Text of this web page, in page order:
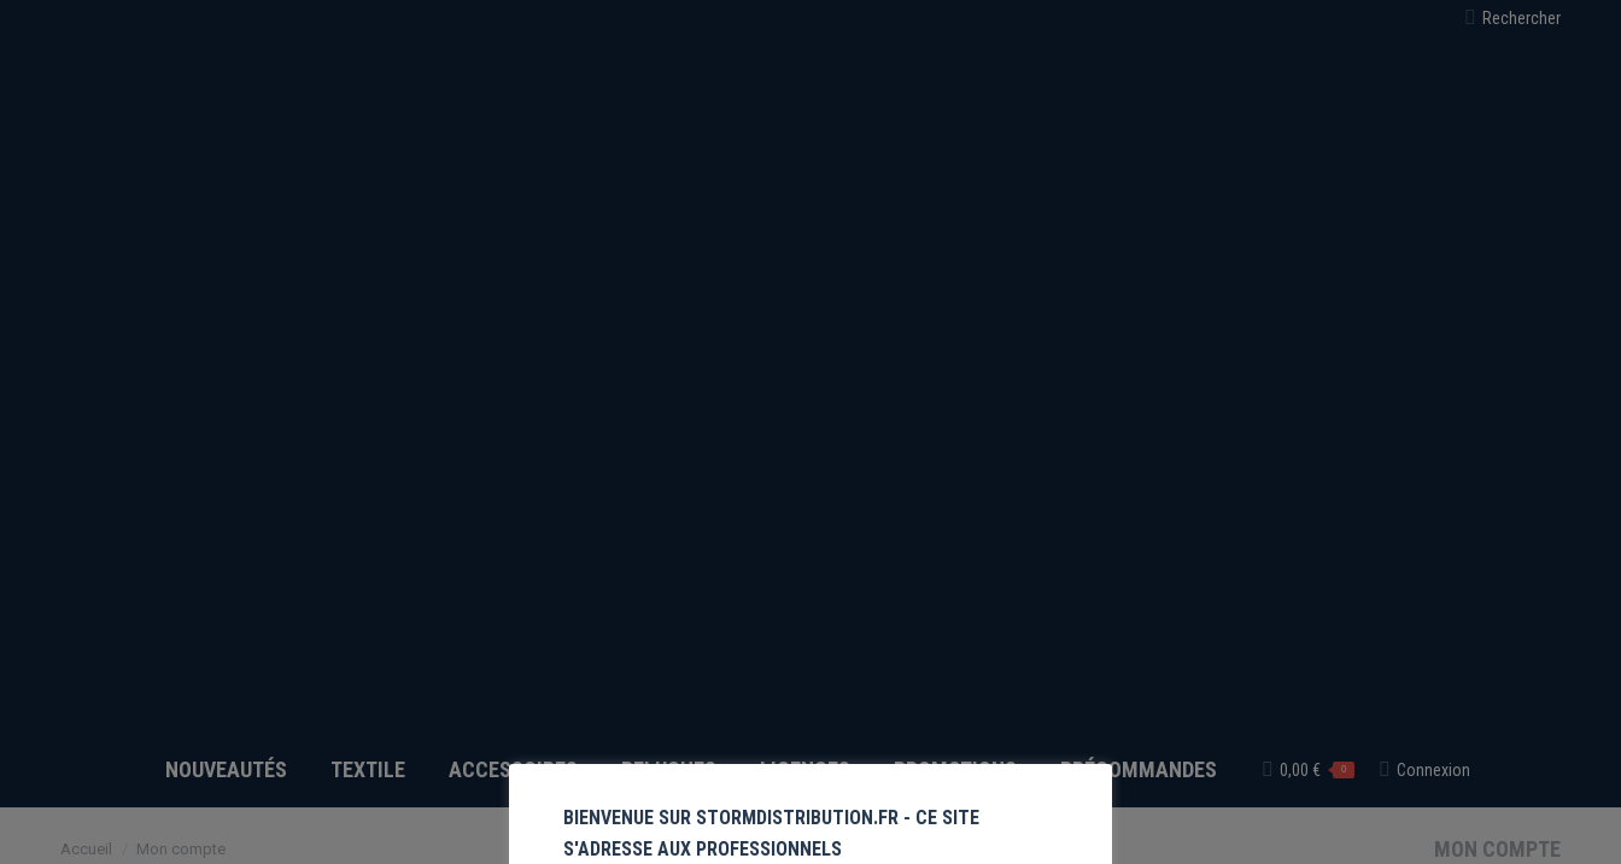
Recherche
Rechercher
NOUVEAUTÉS TEXTILE ACCESSOIRES PELUCHES LICENCES PROMOTIONS PRÉCOMMANDES 0,00 € 0 Connexion
Vous êtes ici :
Accueil Mon compte MON COMPTE
BIENVENUE SUR STORMDISTRIBUTION.FR - CE SITE
S'ADRESSE AUX PROFESSIONNELS